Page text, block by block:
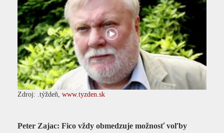
Zdroj: .týždeň, www.tyzden.sk
Peter Zajac: Fico vždy obmedzuje možnosť voľby